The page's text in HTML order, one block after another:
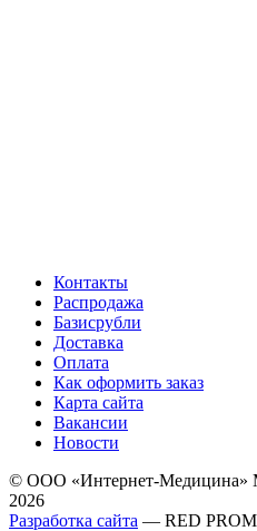
Контакты
Распродажа
Базисрубли
Доставка
Оплата
Как оформить заказ
Карта сайта
Вакансии
Новости
© ООО «Интернет-Медицина»
2026
Разработка сайта — RED